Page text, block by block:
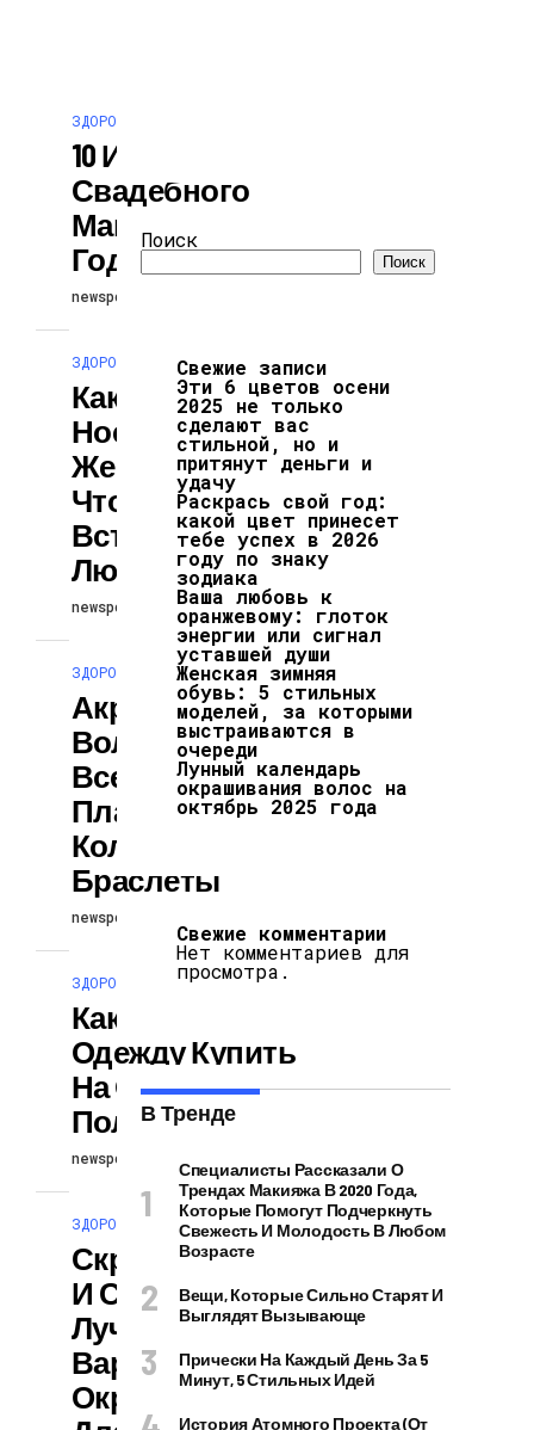
ЗДОРОВЬЕ И КРАСОТА
10 Идей Лучшего
Свадебного
Маникюра 2025
Года
newspodcast
ЗДОРОВЬЕ И КРАСОТА
Какой Цвет
Носить
Женщине,
Чтобы Наконец
Встретить Свою
Любовь
newspodcast 04.08.2025
ЗДОРОВЬЕ И КРАСОТА
Акриловая
Волна: Почему
Все Снова Носят
Пластиковые
Кольца И
Браслеты
newspodcast
ЗДОРОВЬЕ И КРАСОТА
Какую Верхнюю
Одежду Купить
На Осень 2025:
Полный Гид
newspodcast
ЗДОРОВЬЕ И КРАСОТА
Скрыть Возраст
И Седину: 10
Лучших
Вариантов
Окрашивания
Поиск
Поиск
Свежие записи
Эти 6 цветов осени
2025 не только
сделают вас
стильной, но и
притянут деньги и
удачу
Раскрась свой год:
какой цвет принесет
тебе успех в 2026
году по знаку
зодиака
Ваша любовь к
оранжевому: глоток
энергии или сигнал
уставшей души
Женская зимняя
обувь: 5 стильных
моделей, за которыми
выстраиваются в
очереди
Лунный календарь
окрашивания волос на
октябрь 2025 года
Свежие комментарии
Нет комментариев для
просмотра.
В Тренде
Специалисты Рассказали О
Трендах Макияжа В 2020 Года,
Которые Помогут Подчеркнуть
Свежесть И Молодость В Любом
Возрасте
Вещи, Которые Сильно Старят И
Выглядят Вызывающе
Прически На Каждый День За 5
Минут, 5 Стильных Идей
История Атомного Проекта (от